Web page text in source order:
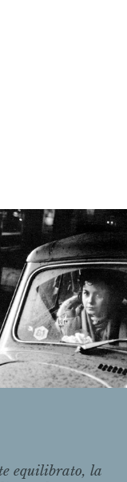
equilibrato, la